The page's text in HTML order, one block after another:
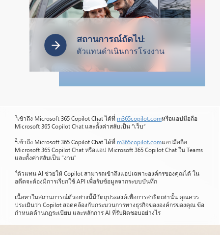
สถานการณ์ถัดไป:
ตัวแทนดำเนินการโรงงาน
1เข้าถึง Microsoft 365 Copilot Chat ได้ที่ m365copilot.comหรือแอปมือถือ
Microsoft 365 Copilot Chat และตั้งค่าสลับเป็น “เว็บ”
2เข้าถึง Microsoft 365 Copilot Chat ได้ที่ m365copilot.comแอปมือถือ
Microsoft 365 Copilot Chat หรือแอป Microsoft 365 Copilot Chat ใน Teams
และตั้งค่าสลับเป็น "งาน"
3ตัวแทน AI ช่วยให้ Copilot สามารถเข้าถึงแอปเฉพาะองค์กรของคุณได้ ใน
อดีตจะต้องมีการเรียกใช้ API เพื่อรับข้อมูลจากระบบบันทึก
เนื้อหาในสถานการณ์ตัวอย่างนี้มีวัตถุประสงค์เพื่อการสาธิตเท่านั้น คุณควร
ประเมินว่า Copilot สอดคล้องกับกระบวนการทางธุรกิจขององค์กรของคุณ ข้อ
กำหนดด้านกฎระเบียบ และหลักการ AI ที่รับผิดชอบอย่างไร